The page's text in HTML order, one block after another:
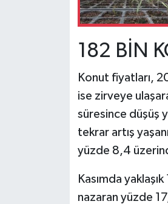
182 BİN
Konut fiyatları,
ise zirveye
süresince düşüş
tekrar artış
yüzde 8,4
Kasımda
nazaran yüzde